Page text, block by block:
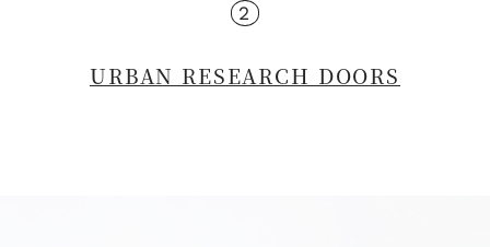
2
URBAN RESEARCH DOORS